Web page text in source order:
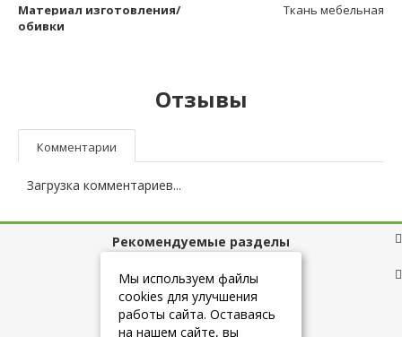
Материал изготовления/
обивки
Ткань мебельная
Отзывы
Комментарии
Загрузка комментариев...
Рекомендуемые разделы
Полезные ссылки
+7 (925) 084-10-60
Мы используем файлы
cookies для улучшения
работы сайта. Оставаясь
на нашем сайте, вы